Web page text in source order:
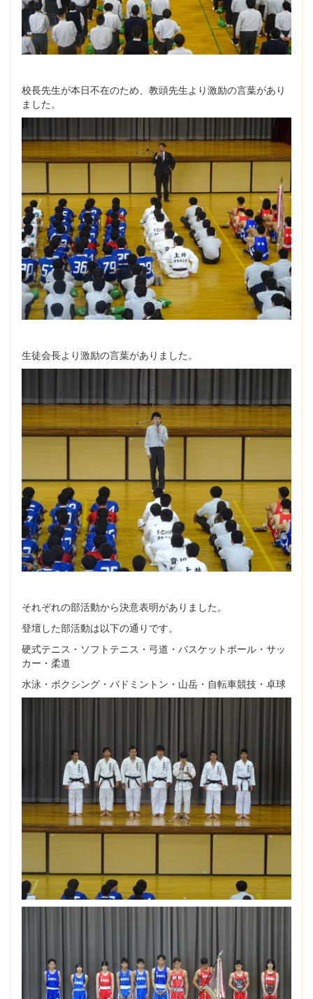
校長先生が本日不在のため、教頭先生より激励の言葉があり
ました。
生徒会長より激励の言葉がありました。
それぞれの部活動から決意表明がありました。
登壇した部活動は以下の通りです。
硬式テニス・ソフトテニス・弓道・バスケットボール・サッ
カー・柔道
水泳・ボクシング・バドミントン・山岳・自転車競技・卓球